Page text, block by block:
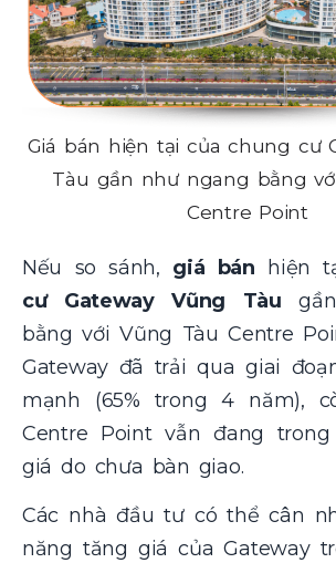
Giá bán hiện tại của chung cư
Tàu gần như ngang bằng
Centre Point
Nếu so sánh, giá bán hiện
cư Gateway Vũng Tàu
bằng với Vũng Tàu Centre
Gateway đã trải qua giai
mạnh (65% trong 4 năm),
Centre Point vẫn đang
giá do chưa bàn giao.
Các nhà đầu tư có thể cân
năng tăng giá của Gateway